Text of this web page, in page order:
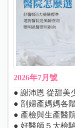
2026年7月號
● 謝沛恩 從甜美
● 剖婦產媽媽各
● 產檢與生產醫
● 好醫師５大檢